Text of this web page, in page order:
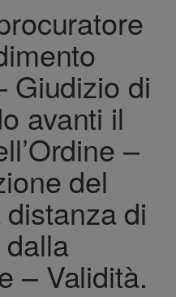
Giudizio di
avanti il
–
del
di
– Validità.